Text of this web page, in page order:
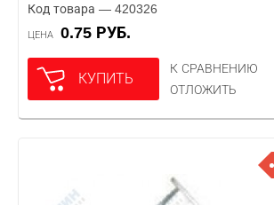
Код товара — 420326
ЦЕНА 0.75 РУБ.
КУПИТЬ
К СРАВНЕНИЮ
ОТЛОЖИТЬ